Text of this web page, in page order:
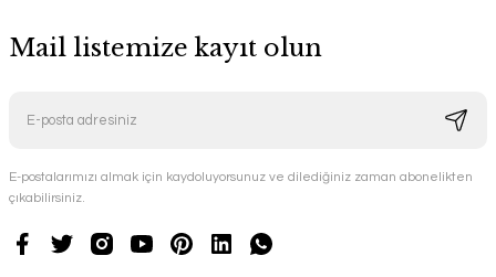
Mail listemize kayıt olun
E-postalarımızı almak için kaydoluyorsunuz ve dilediğiniz zaman abonelikten
çıkabilirsiniz.